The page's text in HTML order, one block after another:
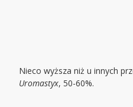
Nieco wyższa niż u innych
Uromastyx, 50-60%.